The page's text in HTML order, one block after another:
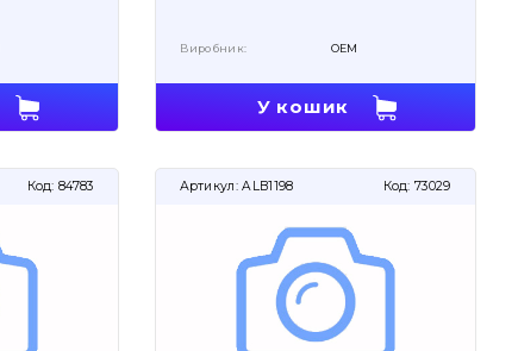
Виробник: OEM
У кошик
Код: 84783 Артикул: ALB1198 Код: 73029